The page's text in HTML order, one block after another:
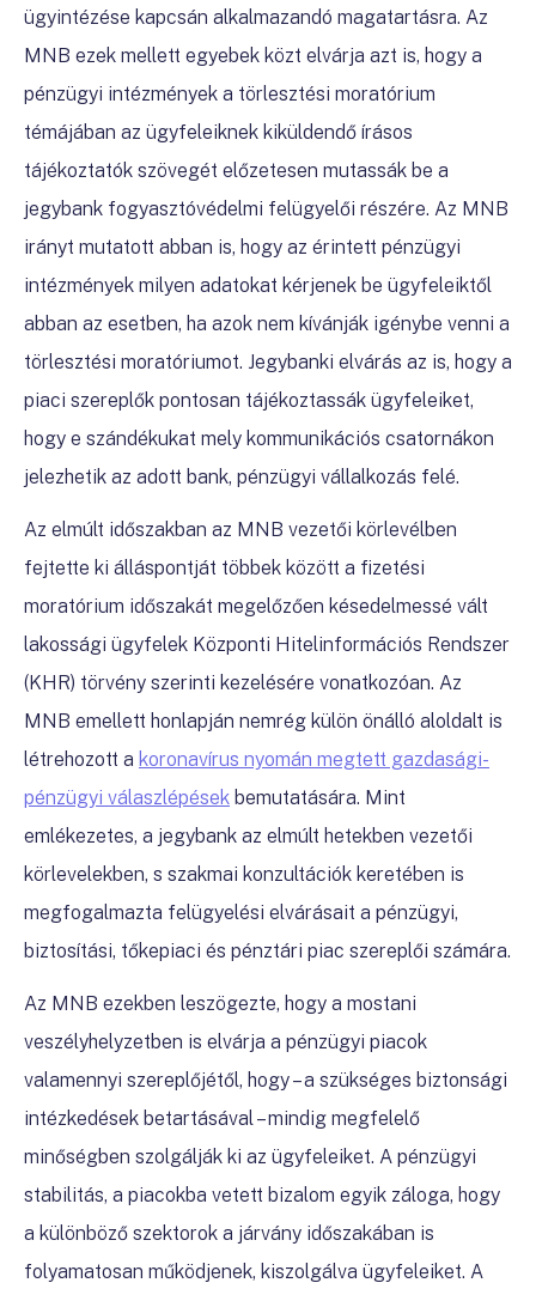
ügyintézése kapcsán alkalmazandó magatartásra. Az
MNB ezek mellett egyebek közt elvárja azt is, hogy a
pénzügyi intézmények a törlesztési moratórium
témájában az ügyfeleiknek kiküldendő írásos
tájékoztatók szövegét előzetesen mutassák be a
jegybank fogyasztóvédelmi felügyelői részére. Az MNB
irányt mutatott abban is, hogy az érintett pénzügyi
intézmények milyen adatokat kérjenek be ügyfeleiktől
abban az esetben, ha azok nem kívánják igénybe venni a
törlesztési moratóriumot. Jegybanki elvárás az is, hogy a
piaci szereplők pontosan tájékoztassák ügyfeleiket,
hogy e szándékukat mely kommunikációs csatornákon
jelezhetik az adott bank, pénzügyi vállalkozás felé.
Az elmúlt időszakban az MNB vezetői körlevélben
fejtette ki álláspontját többek között a fizetési
moratórium időszakát megelőzően késedelmessé vált
lakossági ügyfelek Központi Hitelinformációs Rendszer
(KHR) törvény szerinti kezelésére vonatkozóan. Az
MNB emellett honlapján nemrég külön önálló aloldalt is
létrehozott a koronavírus nyomán megtett gazdasági-
pénzügyi válaszlépések bemutatására. Mint
emlékezetes, a jegybank az elmúlt hetekben vezetői
körlevelekben, s szakmai konzultációk keretében is
megfogalmazta felügyelési elvárásait a pénzügyi,
biztosítási, tőkepiaci és pénztári piac szereplői számára.
Az MNB ezekben leszögezte, hogy a mostani
veszélyhelyzetben is elvárja a pénzügyi piacok
valamennyi szereplőjétől, hogy – a szükséges biztonsági
intézkedések betartásával – mindig megfelelő
minőségben szolgálják ki az ügyfeleiket. A pénzügyi
stabilitás, a piacokba vetett bizalom egyik záloga, hogy
a különböző szektorok a járvány időszakában is
folyamatosan működjenek, kiszolgálva ügyfeleiket. A